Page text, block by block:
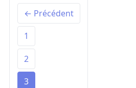
← Précédent
1
2
3